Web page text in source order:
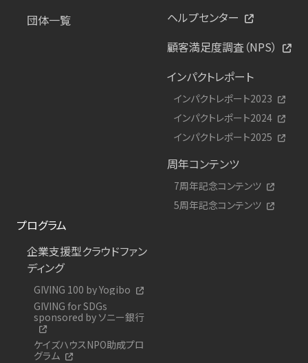
団体一覧
ヘルプセンター
顧客満足度調査（NPS）
インパクトレポート
インパクトレポート2023
インパクトレポート2024
インパクトレポート2025
周年コンテンツ
7周年記念コンテンツ
5周年記念コンテンツ
プログラム
企業支援型クラウドファン
ディング
GIVING 100 by Yogibo
GIVING for SDGs
sponsored by ソニー銀行
ケイズハウスNPO助成プロ
グラム